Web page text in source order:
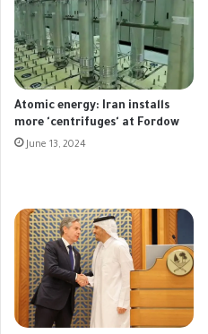
Atomic energy: Iran installs
more 'centrifuges' at Fordow
June 13, 2024